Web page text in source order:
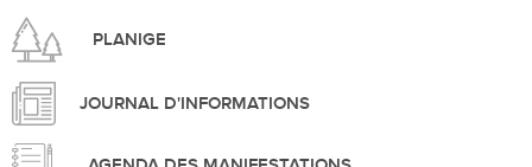
PLANIGE
JOURNAL D'INFORMATIONS